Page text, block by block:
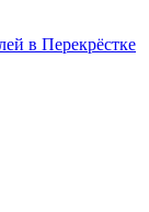
в Перекрёстке